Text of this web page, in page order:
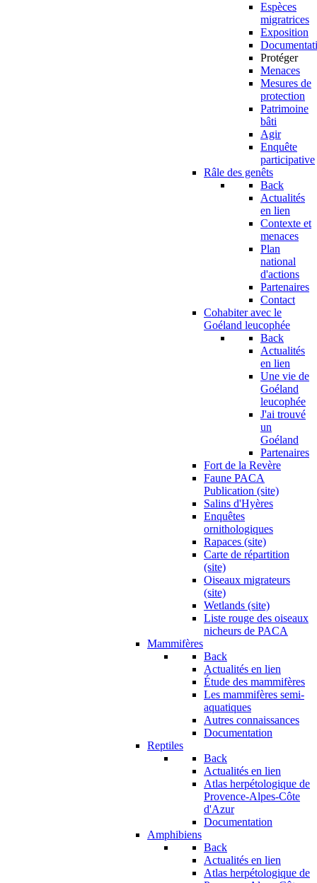
Espèces
migratrices
Exposition
Protéger
Menaces
Mesures de
protection
Patrimoine
bâti
Agir
Enquête
participative
Râle des genêts
Back
Actualités
en lien
Contexte et
menaces
Plan
national
d'actions
Partenaires
Contact
Cohabiter avec le
Goéland leucophée
Back
Actualités
en lien
Une vie de
Goéland
leucophée
J'ai trouvé
un
Goéland
Partenaires
Fort de la Revère
Faune PACA
Publication (site)
Salins d'Hyères
Enquêtes
ornithologiques
Rapaces (site)
Carte de répartition
(site)
Oiseaux migrateurs
(site)
Wetlands (site)
Liste rouge des oiseaux
nicheurs de PACA
Mammifères
Back
Actualités en lien
Étude des mammifères
Les mammifères semi-
aquatiques
Autres connaissances
Documentation
Reptiles
Back
Actualités en lien
Atlas herpétologique de
Provence-Alpes-Côte
d'Azur
Documentation
Amphibiens
Back
Actualités en lien
Atlas herpétologique de